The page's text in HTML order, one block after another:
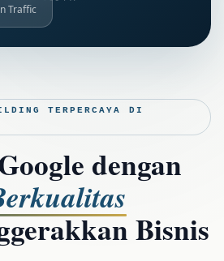
TERPERCAYA DI
dengan
Bisnis
Traffic